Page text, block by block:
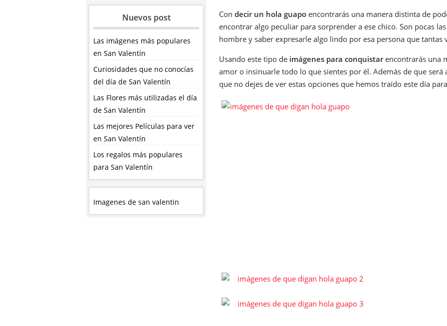
Nuevos post
Las imágenes más populares
en San Valentín
Curiosidades que no conocías
del día de San Valentín
Las Flores más utilizadas el día
de San Valentín
Las mejores Películas para ver
en San Valentín
Los regalos más populares
para San Valentín
Imagenes de san valentin
Con decir un hola guapo encontrarás una manera distinta de
encontrar algo peculiar para sorprender a ese chico. Son pocas
hombre y saber expresarle algo lindo por esa persona que tantas
Usando este tipo de imágenes para conquistarencontrarás una
amor o insinuarle todo lo que sientes por él. Además de que
que no dejes de ver estas opciones que hemos traído este día